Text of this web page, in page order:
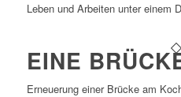
Leben und Arbeiten unter einem
EINE
Erneuerung einer Brücke am